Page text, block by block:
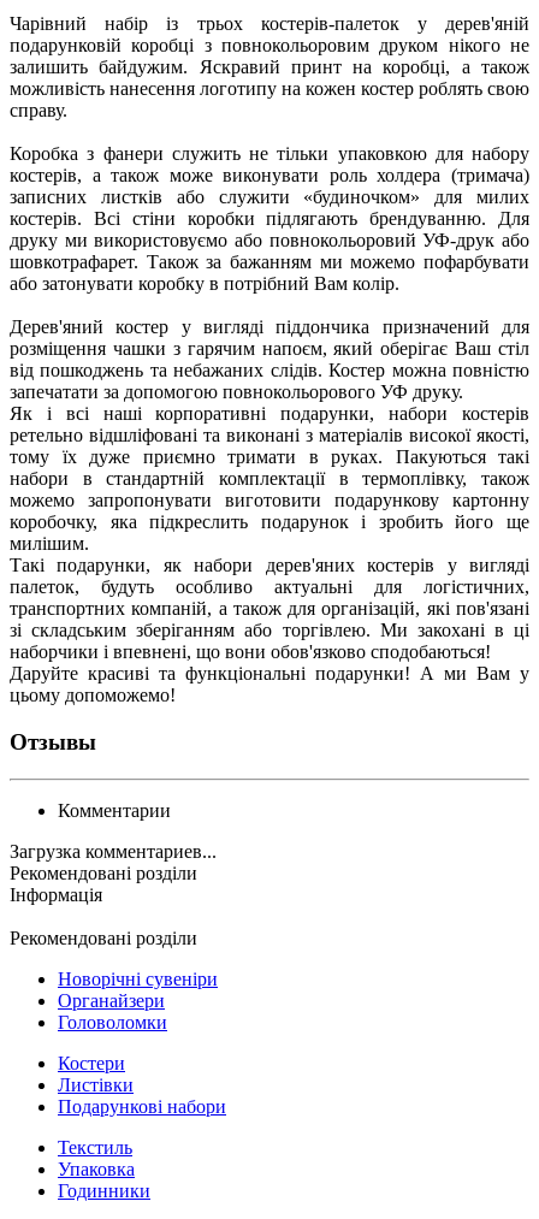
Чарівний набір із трьох костерів-палеток у дерев'яній
подарунковій коробці з повнокольоровим друком нікого не
залишить байдужим. Яскравий принт на коробці, а також
можливість нанесення логотипу на кожен костер роблять свою
справу.
Коробка з фанери служить не тільки упаковкою для набору
костерів, а також може виконувати роль холдера (тримача)
записних листків або служити «будиночком» для милих
костерів. Всі стіни коробки підлягають брендуванню. Для
друку ми використовуємо або повнокольоровий УФ-друк або
шовкотрафарет. Також за бажанням ми можемо пофарбувати
або затонувати коробку в потрібний Вам колір.
Дерев'яний костер у вигляді піддончика призначений для
розміщення чашки з гарячим напоєм, який оберігає Ваш стіл
від пошкоджень та небажаних слідів. Костер можна повністю
запечатати за допомогою повнокольорового УФ друку.
Як і всі наші корпоративні подарунки, набори костерів
ретельно відшліфовані та виконані з матеріалів високої якості,
тому їх дуже приємно тримати в руках. Пакуються такі
набори в стандартній комплектації в термоплівку, також
можемо запропонувати виготовити подарункову картонну
коробочку, яка підкреслить подарунок і зробить його ще
милішим.
Такі подарунки, як набори дерев'яних костерів у вигляді
палеток, будуть особливо актуальні для логістичних,
транспортних компаній, а також для організацій, які пов'язані
зі складським зберіганням або торгівлею. Ми закохані в ці
наборчики і впевнені, що вони обов'язково сподобаються!
Даруйте красиві та функціональні подарунки! А ми Вам у
цьому допоможемо!
Отзывы
Комментарии
Загрузка комментариев...
Рекомендовані розділи
Інформація
Рекомендовані розділи
Новорічні сувеніри
Органайзери
Головоломки
Костери
Листівки
Подарункові набори
Текстиль
Упаковка
Годинники